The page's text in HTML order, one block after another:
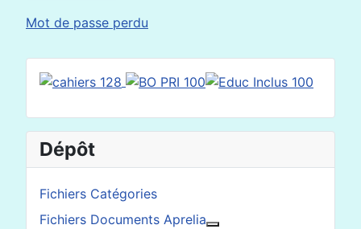
Mot de passe perdu
Dépôt
Fichiers Catégories
Fichiers Documents Aprelia